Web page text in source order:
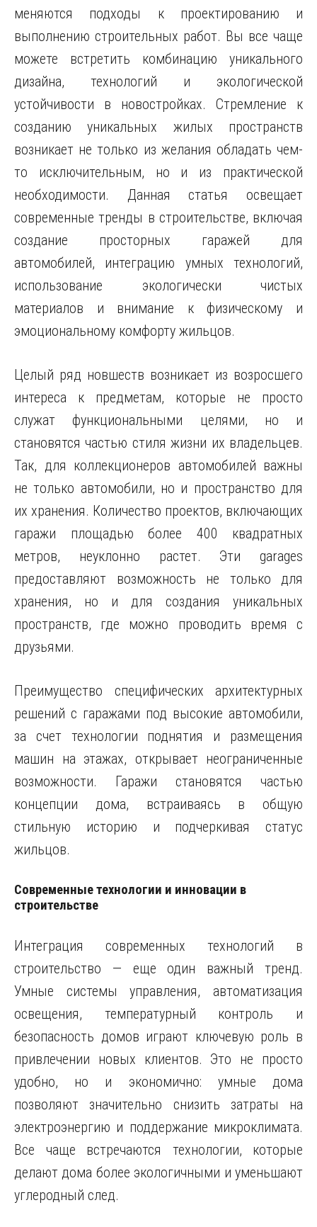
меняются подходы к проектированию и
выполнению строительных работ. Вы все чаще
можете встретить комбинацию уникального
дизайна, технологий и экологической
устойчивости в новостройках. Стремление к
созданию уникальных жилых пространств
возникает не только из желания обладать чем-
то исключительным, но и из практической
необходимости. Данная статья освещает
современные тренды в строительстве, включая
создание просторных гаражей для
автомобилей, интеграцию умных технологий,
использование экологически чистых
материалов и внимание к физическому и
эмоциональному комфорту жильцов.
Целый ряд новшеств возникает из возросшего
интереса к предметам, которые не просто
служат функциональными целями, но и
становятся частью стиля жизни их владельцев.
Так, для коллекционеров автомобилей важны
не только автомобили, но и пространство для
их хранения. Количество проектов, включающих
гаражи площадью более 400 квадратных
метров, неуклонно растет. Эти garages
предоставляют возможность не только для
хранения, но и для создания уникальных
пространств, где можно проводить время с
друзьями.
Преимущество специфических архитектурных
решений с гаражами под высокие автомобили,
за счет технологии поднятия и размещения
машин на этажах, открывает неограниченные
возможности. Гаражи становятся частью
концепции дома, встраиваясь в общую
стильную историю и подчеркивая статус
жильцов.
Современные технологии и инновации в
строительстве
Интеграция современных технологий в
строительство — еще один важный тренд.
Умные системы управления, автоматизация
освещения, температурный контроль и
безопасность домов играют ключевую роль в
привлечении новых клиентов. Это не просто
удобно, но и экономично: умные дома
позволяют значительно снизить затраты на
электроэнергию и поддержание микроклимата.
Все чаще встречаются технологии, которые
делают дома более экологичными и уменьшают
углеродный след.